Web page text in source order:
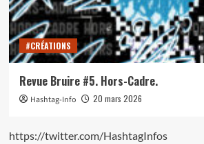
#CRÉATIONS
Revue Bruire #5. Hors-Cadre.
Hashtag-Info 20 mars 2026
https://twitter.com/HashtagInfos